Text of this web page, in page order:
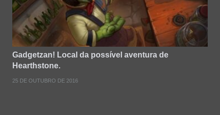
Gadgetzan! Local da possível aventura de
Hearthstone.
25 DE OUTUBRO DE 2016